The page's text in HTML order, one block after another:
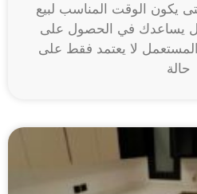
يكون الوقت المناسب لبيع
يساعدك في الحصول على
لا يعتمد فقط على
حالة